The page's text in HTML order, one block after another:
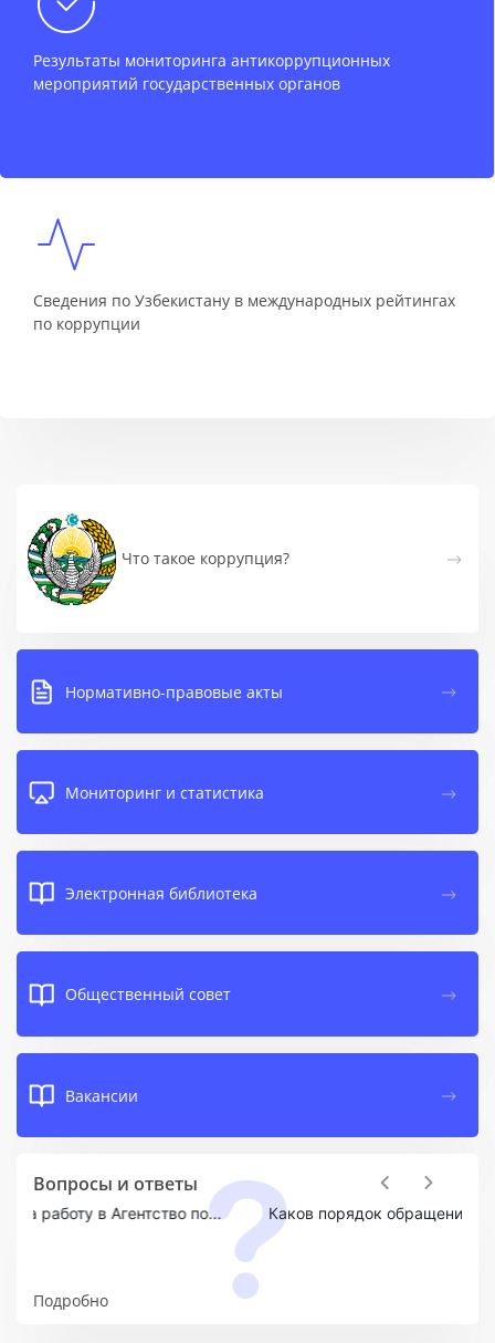
Результаты мониторинга антикоррупционных
мероприятий государственных органов
Сведения по Узбекистану в международных рейтингах
по коррупции
Что такое коррупция?
Нормативно-правовые акты
Мониторинг и статистика
Электронная библиотека
Общественный совет
Вакансии
Вопросы и ответы
Каков порядок обращения в Агентство?
Previous
Подробно